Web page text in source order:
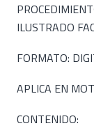
ILUSTRADO
FORMATO:
APLICA EN
CONTENIDO: